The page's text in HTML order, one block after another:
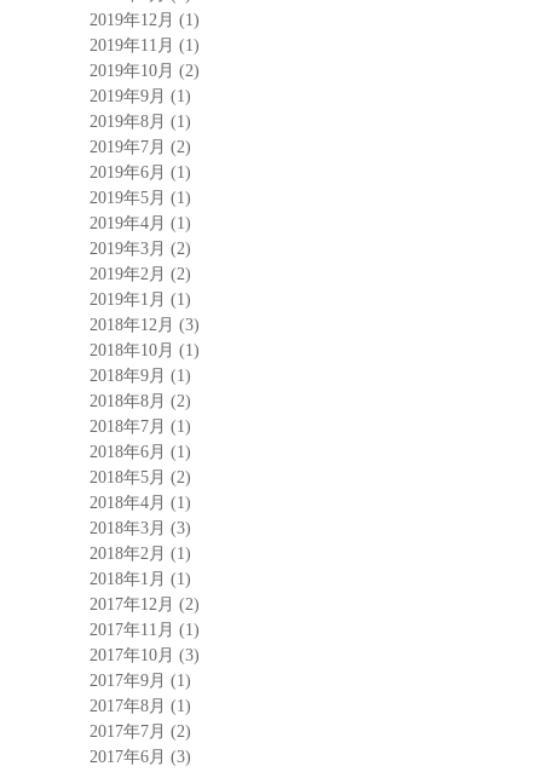
2019年12月 (1)
2019年11月 (1)
2019年10月 (2)
2019年9月 (1)
2019年8月 (1)
2019年7月 (2)
2019年6月 (1)
2019年5月 (1)
2019年4月 (1)
2019年3月 (2)
2019年2月 (2)
2019年1月 (1)
2018年12月 (3)
2018年10月 (1)
2018年9月 (1)
2018年8月 (2)
2018年7月 (1)
2018年6月 (1)
2018年5月 (2)
2018年4月 (1)
2018年3月 (3)
2018年2月 (1)
2018年1月 (1)
2017年12月 (2)
2017年11月 (1)
2017年10月 (3)
2017年9月 (1)
2017年8月 (1)
2017年7月 (2)
2017年6月 (3)